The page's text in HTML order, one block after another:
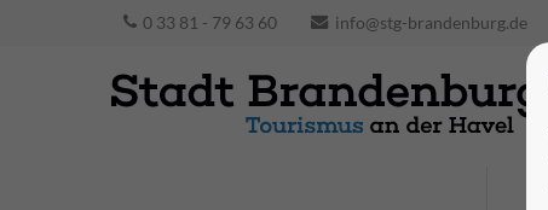
0 33 81 - 79 63 60 info@stg-brandenburg.de